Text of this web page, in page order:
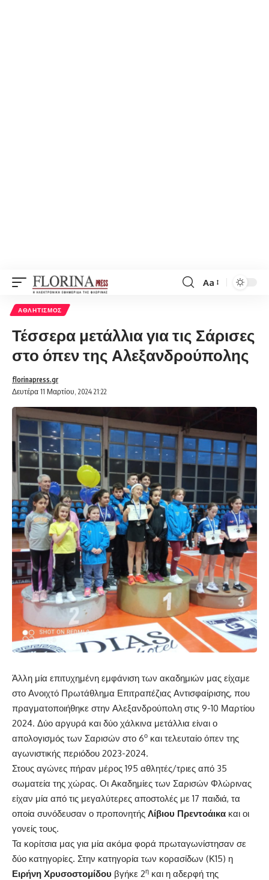
Font
Aa
ΑΘΛΗΤΙΣΜΌΣ
Τέσσερα μετάλλια για τις Σάρισες
στο όπεν της Αλεξανδρούπολης
Δευτέρα 11 Μαρτίου, 2024 21:22
florinapress.gr
Άλλη μία επιτυχημένη εμφάνιση των ακαδημιών μας είχαμε
στο Ανοιχτό Πρωτάθλημα Επιτραπέζιας Αντισφαίρισης, που
πραγματοποιήθηκε στην Αλεξανδρούπολη στις 9-10 Μαρτίου
2024. Δύο αργυρά και δύο χάλκινα μετάλλια είναι ο
απολογισμός των Σαρισών στο 6ο και τελευταίο όπεν της
αγωνιστικής περιόδου 2023-2024.
Στους αγώνες πήραν μέρος 195 αθλητές/τριες από 35
σωματεία της χώρας. Οι Ακαδημίες των Σαρισών Φλώρινας
είχαν μία από τις μεγαλύτερες αποστολές με 17 παιδιά, τα
οποία συνόδευσαν ο προπονητής Λίβιου Πρεντοάικα και οι
γονείς τους.
Τα κορίτσια μας για μία ακόμα φορά πρωταγωνίστησαν σε
δύο κατηγορίες. Στην κατηγορία των κορασίδων (Κ15) η
Ειρήνη Χρυσοστομίδου βγήκε 2η και η αδερφή της